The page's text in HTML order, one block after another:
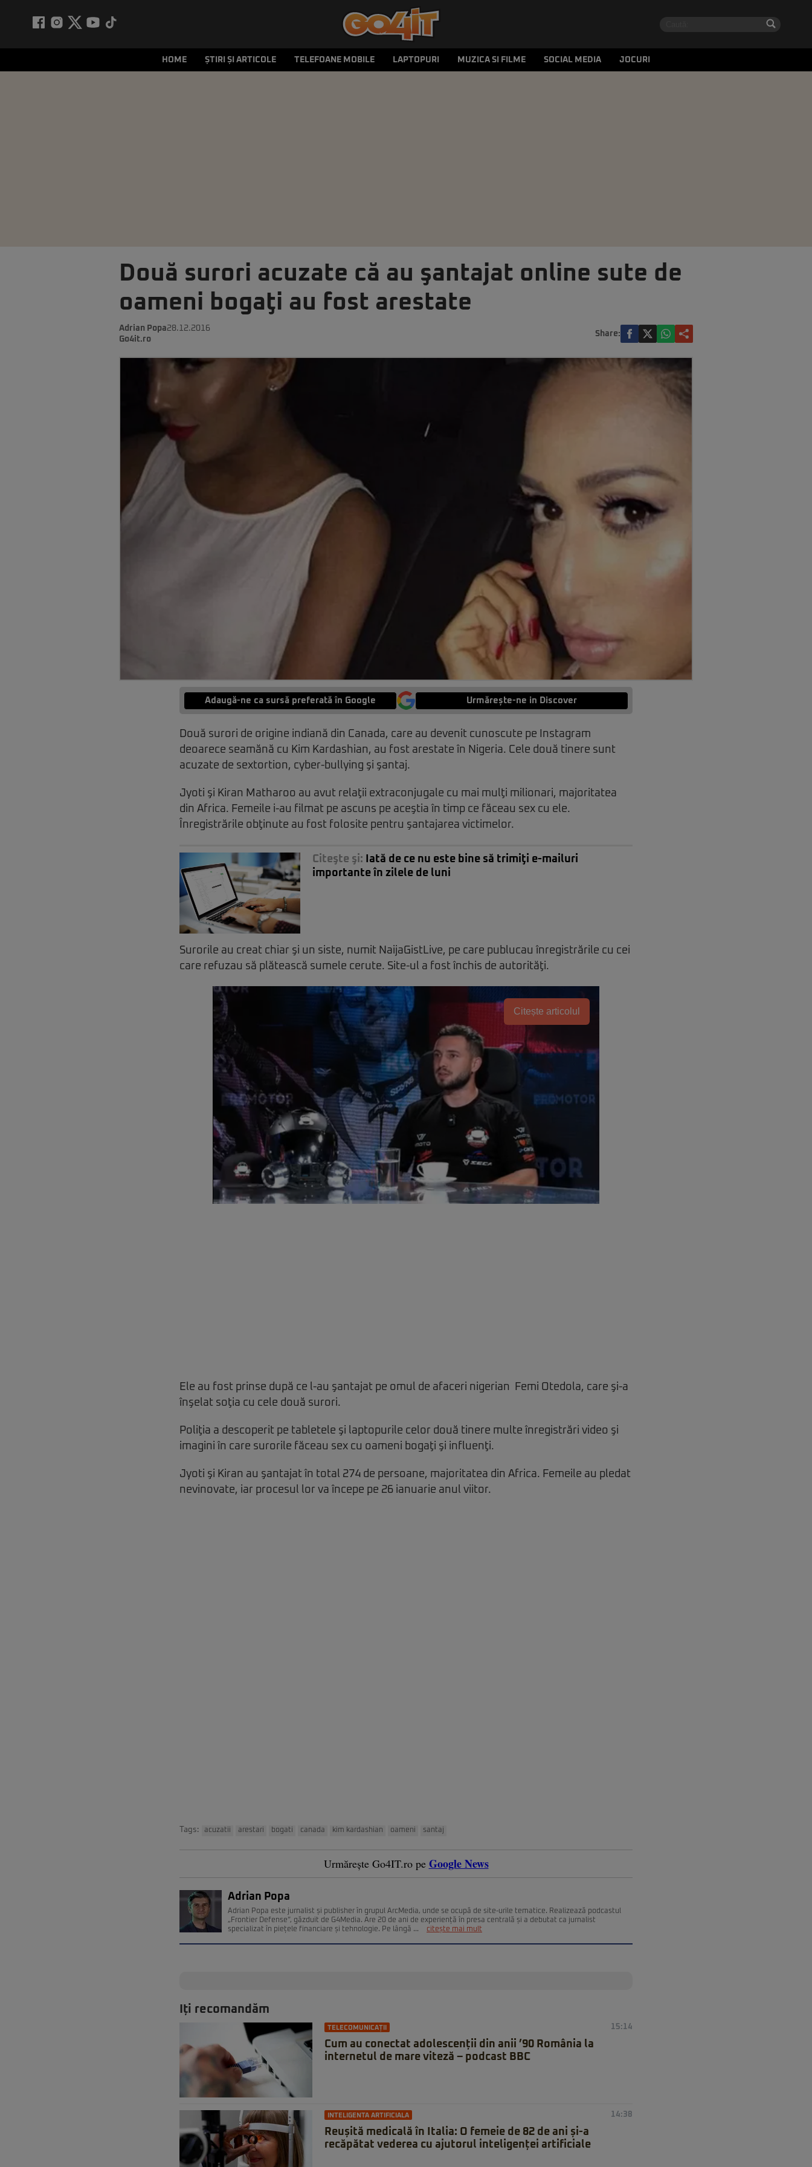
HOME ȘTIRI ȘI ARTICOLE TELEFOANE MOBILE LAPTOPURI MUZICA SI FILME SOCIAL MEDIA JOCURI
Două surori acuzate că au şantajat online sute de
oameni bogaţi au fost arestate
Adrian Popa
Go4it.ro
28.12.2016
Share:
Adaugă-ne ca sursă preferată în Google Urmărește-ne in Discover
Două surori de origine indiană din Canada, care au devenit cunoscute pe Instagram
deoarece seamănă cu Kim Kardashian, au fost arestate în Nigeria. Cele două tinere sunt
acuzate de sextortion, cyber-bullying şi şantaj.
Jyoti şi Kiran Matharoo au avut relaţii extraconjugale cu mai mulţi milionari, majoritatea
din Africa. Femeile i-au filmat pe ascuns pe aceştia în timp ce făceau sex cu ele.
Înregistrările obţinute au fost folosite pentru şantajarea victimelor.
Citeşte şi:
Iată de ce nu este bine să trimiţi e-mailuri
importante în zilele de luni
Surorile au creat chiar şi un siste, numit NaijaGistLive, pe care publucau înregistrările cu cei
care refuzau să plătească sumele cerute. Site-ul a fost închis de autorităţi.
Citește articolul
Ele au fost prinse după ce l-au şantajat pe omul de afaceri nigerian Femi Otedola, care şi-a
înşelat soţia cu cele două surori.
Poliţia a descoperit pe tabletele şi laptopurile celor două tinere multe înregistrări video şi
imagini în care surorile făceau sex cu oameni bogaţi şi influenţi.
Jyoti şi Kiran au şantajat în total 274 de persoane, majoritatea din Africa. Femeile au pledat
nevinovate, iar procesul lor va începe pe 26 ianuarie anul viitor.
Tags: acuzatii arestari bogati canada kim kardashian oameni santaj
Urmărește Go4IT.ro pe Google News
Adrian Popa
Adrian Popa este jurnalist și publisher în grupul ArcMedia, unde se ocupă de site-urile tematice. Realizează podcastul
„Frontier Defense”, găzduit de G4Media. Are 20 de ani de experiență în presa centrală și a debutat ca jurnalist
specializat în piețele financiare și tehnologie. Pe lângă ...
citește mai mult
Iți recomandăm
TELECOMUNICAȚII 15:14
Cum au conectat adolescenții din anii ’90 România la
internetul de mare viteză – podcast BBC
INTELIGENTA ARTIFICIALA 14:38
Reușită medicală în Italia: O femeie de 82 de ani și-a
recăpătat vederea cu ajutorul inteligenței artificiale